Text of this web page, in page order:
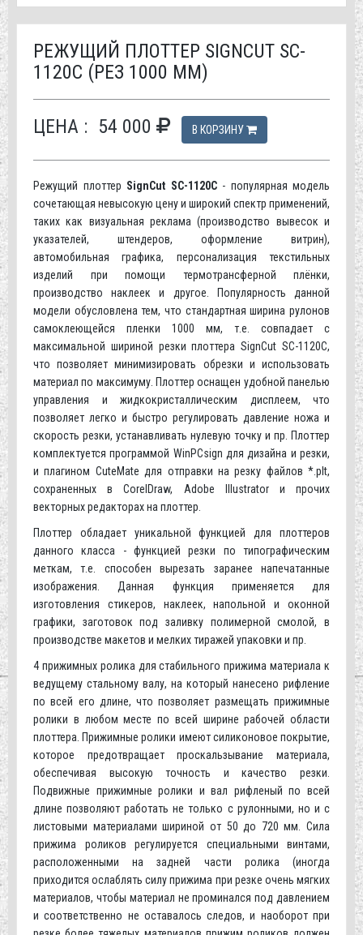
РЕЖУЩИЙ ПЛОТТЕР SIGNCUT SC-
1120C (РЕЗ 1000 ММ)
ЦЕНА : 54 000 В КОРЗИНУ
Режущий плоттер SignCut SC-1120C- популярная модель
сочетающая невысокую цену и широкий спектр применений,
таких как визуальная реклама (производство вывесок и
указателей, штендеров, оформление витрин),
автомобильная графика, персонализация текстильных
изделий при помощи термотрансферной плёнки,
производство наклеек и другое. Популярность данной
модели обусловлена тем, что стандартная ширина рулонов
самоклеющейся пленки 1000 мм, т.е. совпадает с
максимальной шириной резки плоттера SignCut SC-1120C,
что позволяет минимизировать обрезки и использовать
материал по максимуму. Плоттер оснащен удобной панелью
управления и жидкокристаллическим дисплеем, что
позволяет легко и быстро регулировать давление ножа и
скорость резки, устанавливать нулевую точку и пр. Плоттер
комплектуется программой WinPCsign для дизайна и резки,
и плагином CuteMate для отправки на резку файлов *.plt,
сохраненных в CorelDraw, Adobe Illustrator и прочих
векторных редакторах на плоттер.
Плоттер обладает уникальной функцией для плоттеров
данного класса - функцией резки по типографическим
меткам, т.е. способен вырезать заранее напечатанные
изображения. Данная функция применяется для
изготовления стикеров, наклеек, напольной и оконной
графики, заготовок под заливку полимерной смолой, в
производстве макетов и мелких тиражей упаковки и пр.
4 прижимных ролика для стабильного прижима материала к
ведущему стальному валу, на который нанесено рифление
по всей его длине, что позволяет размещать прижимные
ролики в любом месте по всей ширине рабочей области
плоттера. Прижимные ролики имеют силиконовое покрытие,
которое предотвращает проскальзывание материала,
обеспечивая высокую точность и качество резки.
Подвижные прижимные ролики и вал рифленый по всей
длине позволяют работать не только с рулонными, но и с
листовыми материалами шириной от 50 до 720 мм. Сила
прижима роликов регулируется специальными винтами,
расположенными на задней части ролика (иногда
приходится ослаблять силу прижима при резке очень мягких
материалов, чтобы материал не проминался под давлением
и соответственно не оставалось следов, и наоборот при